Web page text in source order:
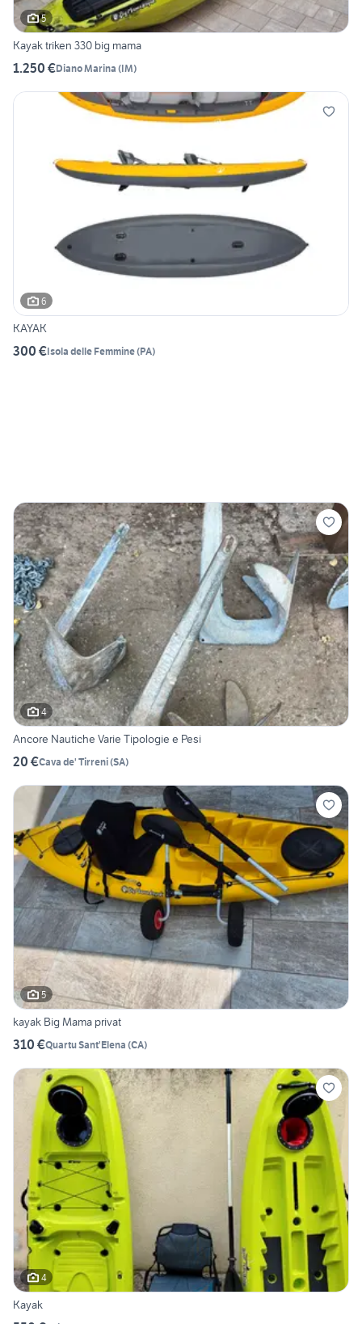
5
Kayak triken 330 big mama
1.250 €Diano Marina (IM)
6
KAYAK
300 €Isola delle Femmine(PA)
4
Ancore Nautiche Varie Tipologie e Pesi
20 €Cava de' Tirreni(SA)
5
kayak Big Mama privat
310 €Quartu Sant'Elena (CA)
4
Kayak